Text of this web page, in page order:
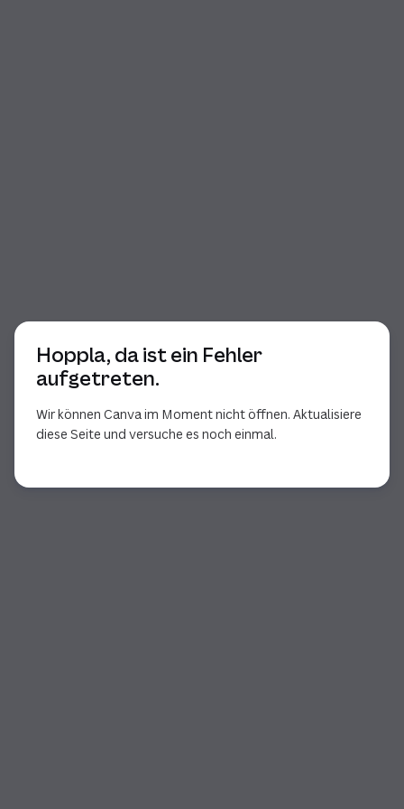
Hoppla, da ist ein Fehler
aufgetreten.
Wir können Canva im Moment nicht öffnen. Aktualisiere
diese Seite und versuche es noch einmal.